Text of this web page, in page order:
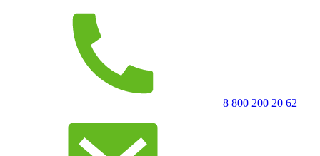
8 800 200 20 62